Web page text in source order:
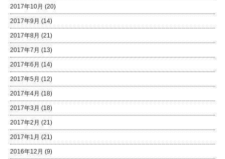
2017年10月 (20)
2017年9月 (14)
2017年8月 (21)
2017年7月 (13)
2017年6月 (14)
2017年5月 (12)
2017年4月 (18)
2017年3月 (18)
2017年2月 (21)
2017年1月 (21)
2016年12月 (9)